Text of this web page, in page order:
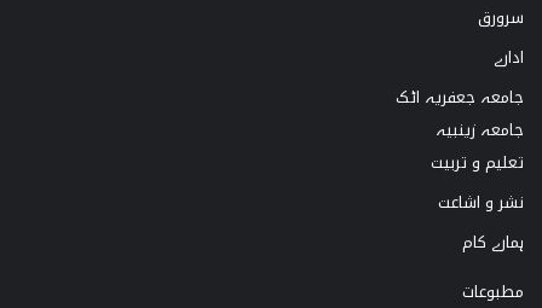
سرورق
ادارے
جامعہ جعفریہ اٹک
جامعہ زینبیہ
تعلیم و تربیت
نشر و اشاعت
ہمارے کام
مطبوعات